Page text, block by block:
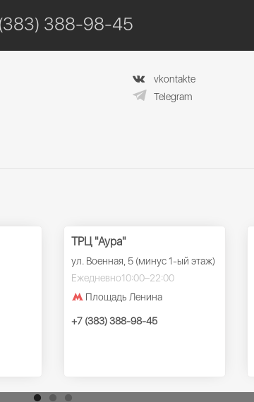
388-98-45
vkontakte
Telegram
ТРЦ "Аура"
ул. Военная, 5 (минус 1-ый этаж)
Ежедневно10:00–22:00
Площадь Ленина
+7 (383) 388-98-45